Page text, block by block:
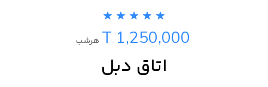
T 1,250,000 هرشب
اتاق دبل